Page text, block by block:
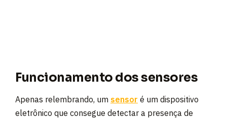
Funcionamento dos sensores
Apenas relembrando, um sensor é um dispositivo
eletrônico que consegue detectar a presença de